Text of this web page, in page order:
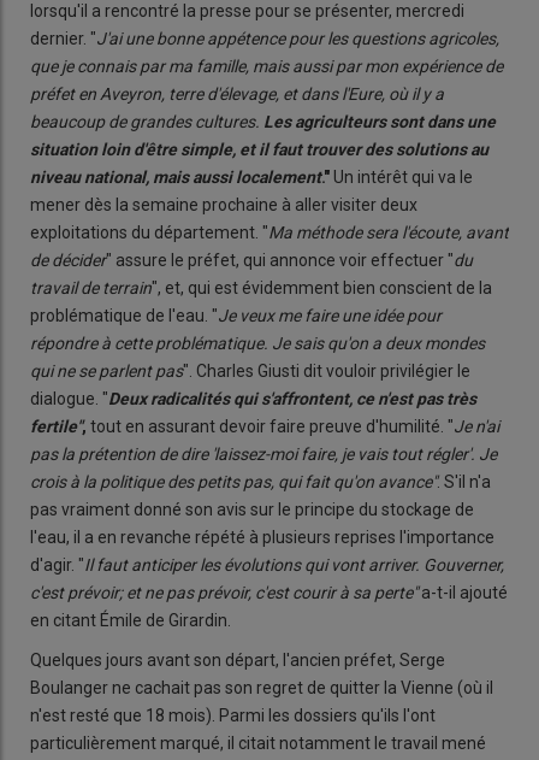
lorsqu'il a rencontré la presse pour se présenter, mercredi
dernier. "J'ai une bonne appétence pour les questions agricoles,
que je connais par ma famille, mais aussi par mon expérience de
préfet en Aveyron, terre d'élevage, et dans l'Eure, où il y a
beaucoup de grandes cultures. Les agriculteurs sont dans une
situation loin d'être simple, et il faut trouver des solutions au
niveau national, mais aussi localement." Un intérêt qui va le
mener dès la semaine prochaine à aller visiter deux
exploitations du département. "Ma méthode sera l'écoute, avant
de décider" assure le préfet, qui annonce voir effectuer "du
travail de terrain", et, qui est évidemment bien conscient de la
problématique de l'eau. "Je veux me faire une idée pour
répondre à cette problématique. Je sais qu'on a deux mondes
qui ne se parlent pas". Charles Giusti dit vouloir privilégier le
dialogue. "Deux radicalités qui s'affrontent, ce n'est pas très
fertile", tout en assurant devoir faire preuve d'humilité. "Je n'ai
pas la prétention de dire 'laissez-moi faire, je vais tout régler'. Je
crois à la politique des petits pas, qui fait qu'on avance". S'il n'a
pas vraiment donné son avis sur le principe du stockage de
l'eau, il a en revanche répété à plusieurs reprises l'importance
d'agir. "Il faut anticiper les évolutions qui vont arriver. Gouverner,
c'est prévoir; et ne pas prévoir, c'est courir à sa perte"a-t-il ajouté
en citant Émile de Girardin.
Quelques jours avant son départ, l'ancien préfet, Serge
Boulanger ne cachait pas son regret de quitter la Vienne (où il
n'est resté que 18 mois). Parmi les dossiers qu'ils l'ont
particulièrement marqué, il citait notamment le travail mené